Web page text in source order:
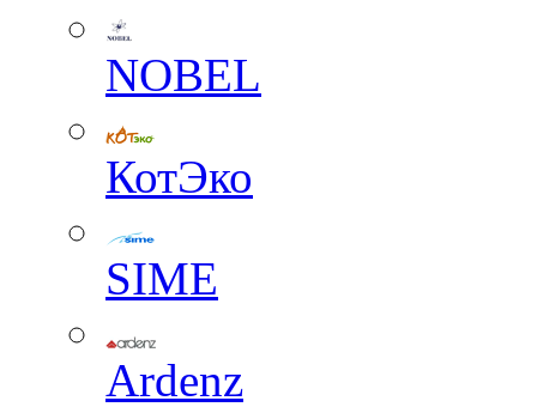
NOBEL
КотЭко
SIME
Ardenz